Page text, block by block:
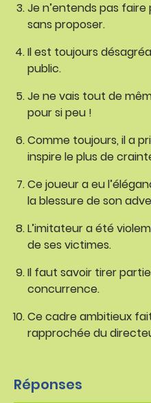
Je n’entends pas
sans proposer.
Il est toujours
public.
Je ne vais tout de
pour si peu !
Comme toujours, il a
inspire le plus de
Ce joueur a eu
la blessure de son
L’imitateur a été
de ses victimes.
Il faut savoir tirer
concurrence.
Ce cadre ambitieux
rapprochée du
Réponses